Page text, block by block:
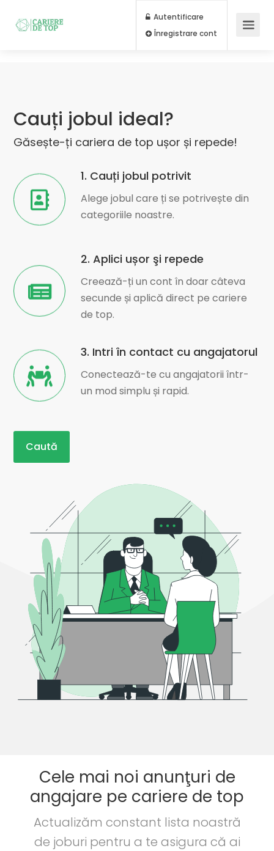
Autentificare
Înregistrare cont
Cauți jobul ideal?
Găsește-ți cariera de top ușor și repede!
1. Cauți jobul potrivit
Alege jobul care ți se potrivește din
categoriile noastre.
2. Aplici ușor şi repede
Creează-ți un cont în doar câteva
secunde și aplică direct pe cariere
de top.
3. Intri în contact cu angajatorul
Conectează-te cu angajatorii într-
un mod simplu și rapid.
Caută
Cele mai noi anunţuri de
angajare pe cariere de top
Actualizăm constant lista noastră
de joburi pentru a te asigura că ai